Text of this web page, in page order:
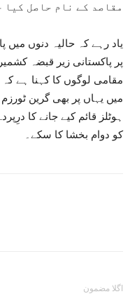
مقاصد کے نام حاصل کیا
یاد رہے کہ حالیہ دنوں میں
پر پاکستانی زیر قبضہ
مقامی لوگوں کا کہنا ہے کہ
میں یہاں پر بھی گرین
ہوٹلز قائم کیے جانے کا
کو دوام بخشا کا سکے۔
اگلا مضمون